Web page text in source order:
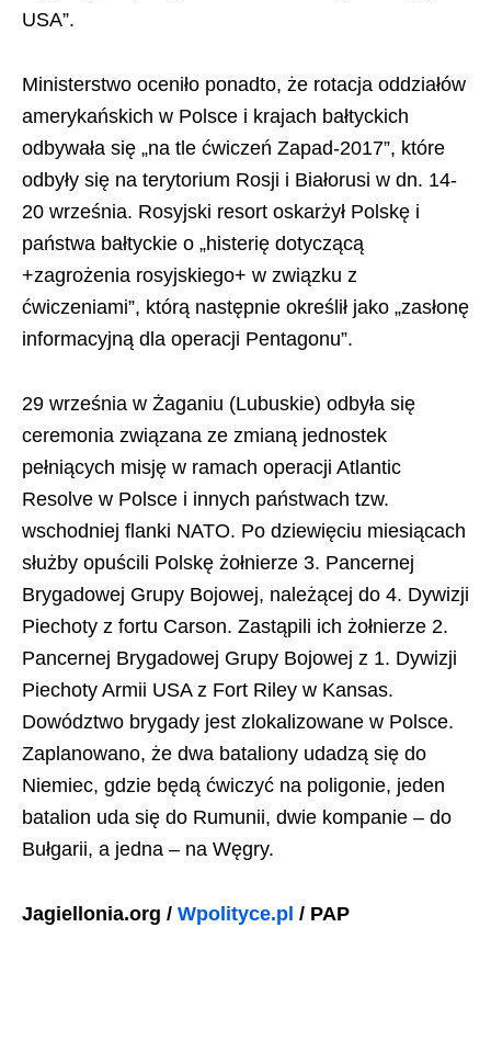
USA”.
Ministerstwo oceniło ponadto, że rotacja oddziałów
amerykańskich w Polsce i krajach bałtyckich
odbywała się „na tle ćwiczeń Zapad-2017”, które
odbyły się na terytorium Rosji i Białorusi w dn. 14-
20 września. Rosyjski resort oskarżył Polskę i
państwa bałtyckie o „histerię dotyczącą
+zagrożenia rosyjskiego+ w związku z
ćwiczeniami”, którą następnie określił jako „zasłonę
informacyjną dla operacji Pentagonu”.
29 września w Żaganiu (Lubuskie) odbyła się
ceremonia związana ze zmianą jednostek
pełniących misję w ramach operacji Atlantic
Resolve w Polsce i innych państwach tzw.
wschodniej flanki NATO. Po dziewięciu miesiącach
służby opuścili Polskę żołnierze 3. Pancernej
Brygadowej Grupy Bojowej, należącej do 4. Dywizji
Piechoty z fortu Carson. Zastąpili ich żołnierze 2.
Pancernej Brygadowej Grupy Bojowej z 1. Dywizji
Piechoty Armii USA z Fort Riley w Kansas.
Dowództwo brygady jest zlokalizowane w Polsce.
Zaplanowano, że dwa bataliony udadzą się do
Niemiec, gdzie będą ćwiczyć na poligonie, jeden
batalion uda się do Rumunii, dwie kompanie – do
Bułgarii, a jedna – na Węgry.
Jagiellonia.org / Wpolityce.pl / PAP